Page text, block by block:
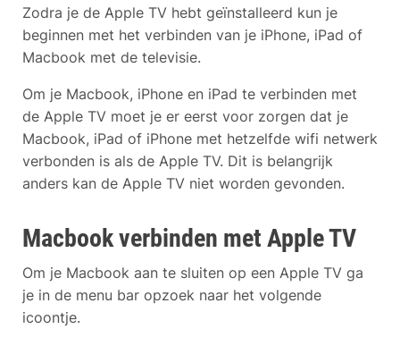
Zodra je de Apple TV hebt geïnstalleerd kun je
beginnen met het verbinden van je iPhone, iPad of
Macbook met de televisie.
Om je Macbook, iPhone en iPad te verbinden met
de Apple TV moet je er eerst voor zorgen dat je
Macbook, iPad of iPhone met hetzelfde wifi netwerk
verbonden is als de Apple TV. Dit is belangrijk
anders kan de Apple TV niet worden gevonden.
Macbook verbinden met Apple TV
Om je Macbook aan te sluiten op een Apple TV ga
je in de menu bar opzoek naar het volgende
icoontje.